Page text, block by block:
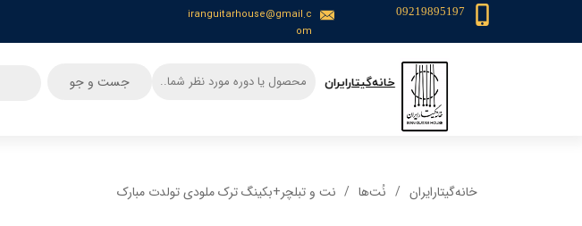
iranguitarhouse@gmail.c
om
09219895197
​خانه‌گیتار‌ایران جست و جو
خانه‌گیتار‌ایران نُت‌ها نت و تبلچر+بکینگ ترک ملودی تولدت مبارک